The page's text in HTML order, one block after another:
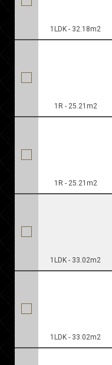
1LDK - 32.18m2
1R - 25.21m2
1R - 25.21m2
1LDK - 33.02m2
1LDK - 33.02m2